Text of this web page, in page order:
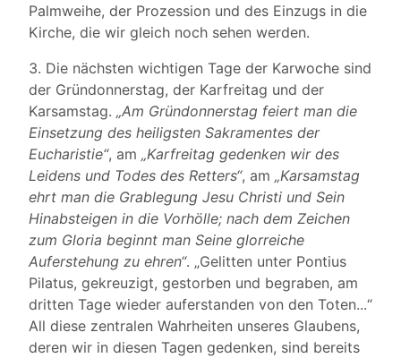
Palmweihe, der Prozession und des Einzugs in die
Kirche, die wir gleich noch sehen werden.
3. Die nächsten wichtigen Tage der Karwoche sind
der Gründonnerstag, der Karfreitag und der
Karsamstag. „Am Gründonnerstag feiert man die
Einsetzung des heiligsten Sakramentes der
Eucharistie“, am „Karfreitag gedenken wir des
Leidens und Todes des Retters“, am „Karsamstag
ehrt man die Grablegung Jesu Christi und Sein
Hinabsteigen in die Vorhölle; nach dem Zeichen
zum Gloria beginnt man Seine glorreiche
Auferstehung zu ehren“. „Gelitten unter Pontius
Pilatus, gekreuzigt, gestorben und begraben, am
dritten Tage wieder auferstanden von den Toten...“
All diese zentralen Wahrheiten unseres Glaubens,
deren wir in diesen Tagen gedenken, sind bereits